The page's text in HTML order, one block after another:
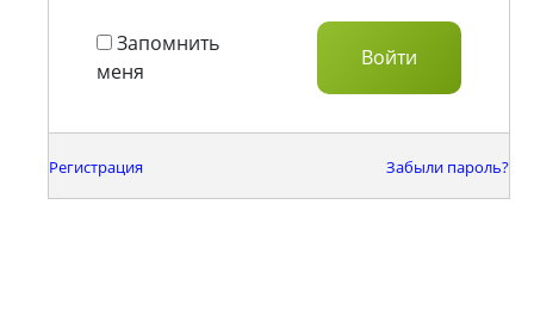
Запомнить
меня
Регистрация Забыли пароль?